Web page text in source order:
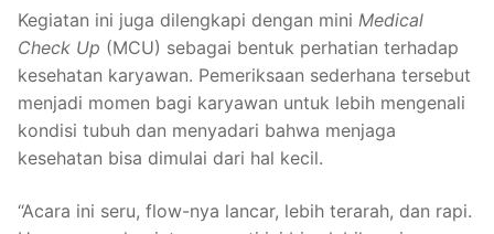
Kegiatan ini juga dilengkapi dengan mini Medical
Check Up (MCU) sebagai bentuk perhatian terhadap
kesehatan karyawan. Pemeriksaan sederhana tersebut
menjadi momen bagi karyawan untuk lebih mengenali
kondisi tubuh dan menyadari bahwa menjaga
kesehatan bisa dimulai dari hal kecil.
“Acara ini seru, flow-nya lancar, lebih terarah, dan rapi.